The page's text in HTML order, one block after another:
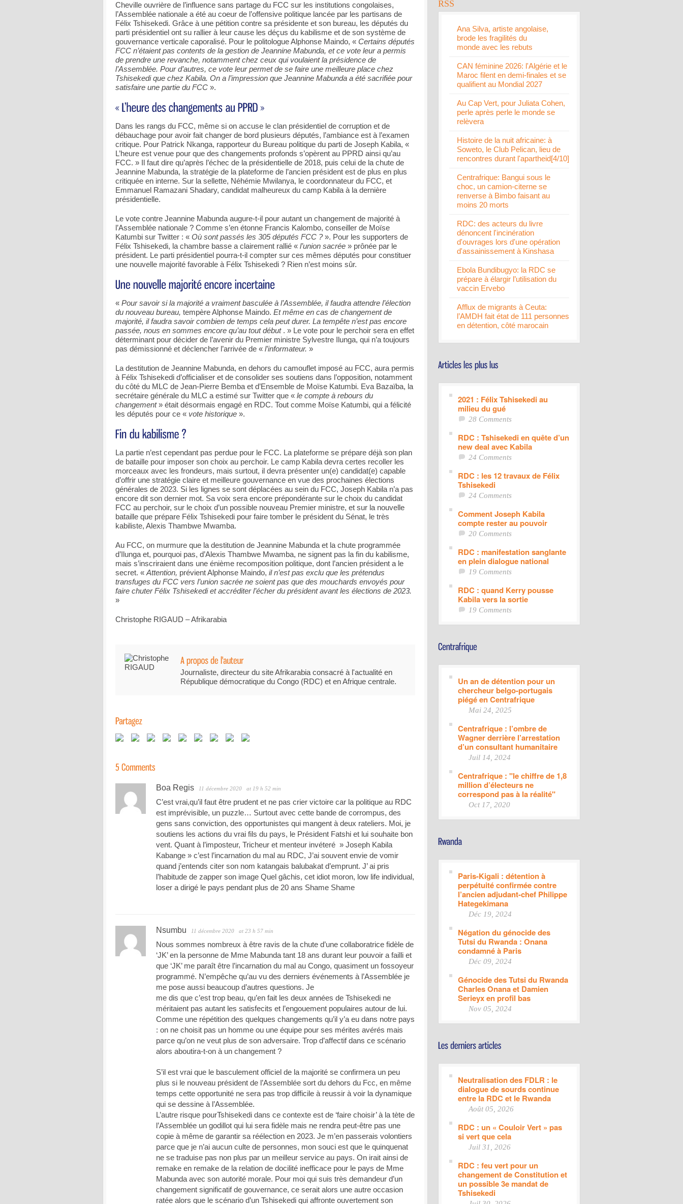
Cheville ouvrière de l’influence sans partage du FCC sur les institutions congolaises,
l’Assemblée nationale a été au coeur de l’offensive politique lancée par les partisans de
Félix Tshisekedi. Grâce à une pétition contre sa présidente et son bureau, les députés du
parti présidentiel ont su rallier à leur cause les déçus du kabilisme et de son système de
gouvernance verticale caporalisé. Pour le politologue Alphonse Maindo, « Certains députés
FCC n’étaient pas contents de la gestion de Jeannine Mabunda, et ce vote leur a permis
de prendre une revanche, notamment chez ceux qui voulaient la présidence de
l’Assemblée. Pour d’autres, ce vote leur permet de se faire une meilleure place chez
Tshisekedi que chez Kabila. On a l’impression que Jeannine Mabunda a été sacrifiée pour
satisfaire une partie du FCC ».
Dans les rangs du FCC, même si on accuse le clan présidentiel de corruption et de
débauchage pour avoir fait changer de bord plusieurs députés, l’ambiance est à l’examen
critique. Pour Patrick Nkanga, rapporteur du Bureau politique du parti de Joseph Kabila, «
L’heure est venue pour que des changements profonds s’opèrent au PPRD ainsi qu’au
FCC. » Il faut dire qu’après l’échec de la présidentielle de 2018, puis celui de la chute de
Jeannine Mabunda, la stratégie de la plateforme de l’ancien président est de plus en plus
critiquée en interne. Sur la sellette, Néhémie Mwilanya, le coordonnateur du FCC, et
Emmanuel Ramazani Shadary, candidat malheureux du camp Kabila à la dernière
présidentielle.
Le vote contre Jeannine Mabunda augure-t-il pour autant un changement de majorité à
l’Assemblée nationale ? Comme s’en étonne Francis Kalombo, conseiller de Moïse
Katumbi sur Twitter : « Où sont passés les 305 députés FCC ?». Pour les supporters de
Félix Tshisekedi, la chambre basse a clairement rallié « l’union sacrée » prônée par le
président. Le parti présidentiel pourra-t-il compter sur ces mêmes députés pour constituer
une nouvelle majorité favorable à Félix Tshisekedi ? Rien n’est moins sûr.
« Pour savoir si la majorité a vraiment basculée à l’Assemblée, il faudra attendre l’élection
du nouveau bureau, tempère Alphonse Maindo. Et même en cas de changement de
majorité, il faudra savoir combien de temps cela peut durer. La tempête n’est pas encore
passée, nous en sommes encore qu’au tout début. » Le vote pour le perchoir sera en effet
déterminant pour décider de l’avenir du Premier ministre Sylvestre Ilunga, qui n’a toujours
pas démissionné et déclencher l’arrivée de « l’informateur. »
La destitution de Jeannine Mabunda, en dehors du camouflet imposé au FCC, aura permis
à Félix Tshisekedi d’officialiser et de consolider ses soutiens dans l’opposition, notamment
du côté du MLC de Jean-Pierre Bemba et d’Ensemble de Moïse Katumbi. Eva Bazaïba, la
secrétaire générale du MLC a estimé sur Twitter que « le compte à rebours du
changement» était désormais engagé en RDC. Tout comme Moïse Katumbi, qui a félicité
les députés pour ce « vote historique ».
La partie n’est cependant pas perdue pour le FCC. La plateforme se prépare déjà son plan
de bataille pour imposer son choix au perchoir. Le camp Kabila devra certes recoller les
morceaux avec les frondeurs, mais surtout, il devra présenter un(e) candidat(e) capable
d’offrir une stratégie claire et meilleure gouvernance en vue des prochaines élections
générales de 2023. Si les lignes se sont déplacées au sein du FCC, Joseph Kabila n’a pas
encore dit son dernier mot. Sa voix sera encore prépondérante sur le choix du candidat
FCC au perchoir, sur le choix d’un possible nouveau Premier ministre, et sur la nouvelle
bataille que prépare Félix Tshisekedi pour faire tomber le président du Sénat, le très
kabiliste, Alexis Thambwe Mwamba.
Au FCC, on murmure que la destitution de Jeannine Mabunda et la chute programmée
d’Ilunga et, pourquoi pas, d’Alexis Thambwe Mwamba, ne signent pas la fin du kabilisme,
mais s’inscriraient dans une énième recomposition politique, dont l’ancien président a le
secret. «Attention, prévient Alphonse Maindo, il n’est pas exclu que les prétendus
transfuges du FCC vers l’union sacrée ne soient pas que des mouchards envoyés pour
faire chuter Félix Tshisekedi et accréditer l’écher du président avant les élections de 2023.
»
Christophe RIGAUD – Afrikarabia
Journaliste, directeur du site Afrikarabia consacré à l'actualité en
République démocratique du Congo (RDC) et en Afrique centrale.
Boa Regis 11 décembre 2020 at 19 h 52 min
C’est vrai,qu’il faut être prudent et ne pas crier victoire car la politique au RDC
est imprévisible, un puzzle… Surtout avec cette bande de corrompus, des
gens sans conviction, des opportunistes qui mangent à deux rateliers. Moi, je
soutiens les actions du vrai fils du pays, le Président Fatshi et lui souhaite bon
vent. Quant à l’imposteur, Tricheur et menteur invéteré » Joseph Kabila
Kabange » c’est l’incarnation du mal au RDC, J’ai souvent envie de vomir
quand j’entends citer son nom katangais balubakat d’emprunt. J’ ai pris
l’habitude de zapper son image Quel gâchis, cet idiot moron, low life individual,
loser a dirigé le pays pendant plus de 20 ans Shame Shame
Nsumbu 11 décembre 2020 at 23 h 57 min
Nous sommes nombreux à être ravis de la chute d’une collaboratrice fidèle de
‘JK’ en la personne de Mme Mabunda tant 18 ans durant leur pouvoir a failli et
que ‘JK’ me paraît être l’incarnation du mal au Congo, quasiment un fossoyeur
programmé. N’empêche qu’au vu des derniers événements à l’Assemblée je
me pose aussi beaucoup d’autres questions. Je
me dis que c’est trop beau, qu’en fait les deux années de Tshisekedi ne
méritaient pas autant les satisfecits et l’engouement populaires autour de lui.
Comme une répétition des quelques changements qu’il y’a eu dans notre pays
: on ne choisit pas un homme ou une équipe pour ses mérites avérés mais
parce qu’on ne veut plus de son adversaire. Trop d’affectif dans ce scénario
alors aboutira-t-on à un changement ?
S’il est vrai que le basculement officiel de la majorité se confirmera un peu
plus si le nouveau président de l’Assemblée sort du dehors du Fcc, en même
temps cette opportunité ne sera pas trop difficile à reussir à voir la dynamique
qui se dessine à l’Assemblée.
L’autre risque pourTshisekedi dans ce contexte est de ‘faire choisir’ à la tète de
l’Assemblée un godillot qui lui sera fidèle mais ne rendra peut-être pas une
copie à même de garantir sa réélection en 2023. Je m’en passerais volontiers
parce que je n’ai aucun culte de personnes, mon souci est que le quinquenat
ne se traduise pas non plus par un meilleur service au pays. On irait ainsi de
remake en remake de la relation de docilité inefficace pour le pays de Mme
Mabunda avec son autorité morale. Pour moi qui suis très demandeur d’un
changement significatif de gouvernance, ce serait alors une autre occasion
ratée alors que le scénario d’un Tshisekedi qui affronte ouvertement son
Ana Silva, artiste angolaise,
brode les fragilités du
monde avec les rebuts
CAN féminine 2026: l'Algérie et le
Maroc filent en demi-finales et se
qualifient au Mondial 2027
Au Cap Vert, pour Juliata Cohen,
perle après perle le monde se
relèvera
Histoire de la nuit africaine: à
Soweto, le Club Pelican, lieu de
rencontres durant l'apartheid[4/10]
Centrafrique: Bangui sous le
choc, un camion-citerne se
renverse à Bimbo faisant au
moins 20 morts
RDC: des acteurs du livre
dénoncent l'incinération
d'ouvrages lors d'une opération
d'assainissement à Kinshasa
Ebola Bundibugyo: la RDC se
prépare à élargir l’utilisation du
vaccin Ervebo
Afflux de migrants à Ceuta:
l’AMDH fait état de 111 personnes
en détention, côté marocain
2021 : Félix Tshisekedi au
milieu du gué
28 Comments
RDC : Tshisekedi en quête d’un
new deal avec Kabila
24 Comments
RDC : les 12 travaux de Félix
Tshisekedi
24 Comments
Comment Joseph Kabila
compte rester au pouvoir
20 Comments
RDC : manifestation sanglante
en plein dialogue national
19 Comments
RDC : quand Kerry pousse
Kabila vers la sortie
19 Comments
Un an de détention pour un
chercheur belgo-portugais
piégé en Centrafrique
Mai 24, 2025
Centrafrique : l’ombre de
Wagner derrière l’arrestation
d’un consultant humanitaire
Juil 14, 2024
Centrafrique : "le chiffre de 1,8
million d’électeurs ne
correspond pas à la réalité"
Oct 17, 2020
Paris-Kigali : détention à
perpétuité confirmée contre
l’ancien adjudant-chef Philippe
Hategekimana
Déc 19, 2024
Négation du génocide des
Tutsi du Rwanda : Onana
condamné à Paris
Déc 09, 2024
Génocide des Tutsi du Rwanda
Charles Onana et Damien
Serieyx en profil bas
Nov 05, 2024
Neutralisation des FDLR : le
dialogue de sourds continue
entre la RDC et le Rwanda
Août 05, 2026
RDC : un « Couloir Vert » pas
si vert que cela
Juil 31, 2026
RDC : feu vert pour un
changement de Constitution et
un possible 3e mandat de
Tshisekedi